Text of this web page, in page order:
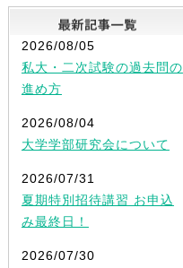
2026/08/05
私大・二次試験の過去問の
進め方
2026/08/04
大学学部研究会について
2026/07/31
夏期特別招待講習 お申込
み最終日！
2026/07/30